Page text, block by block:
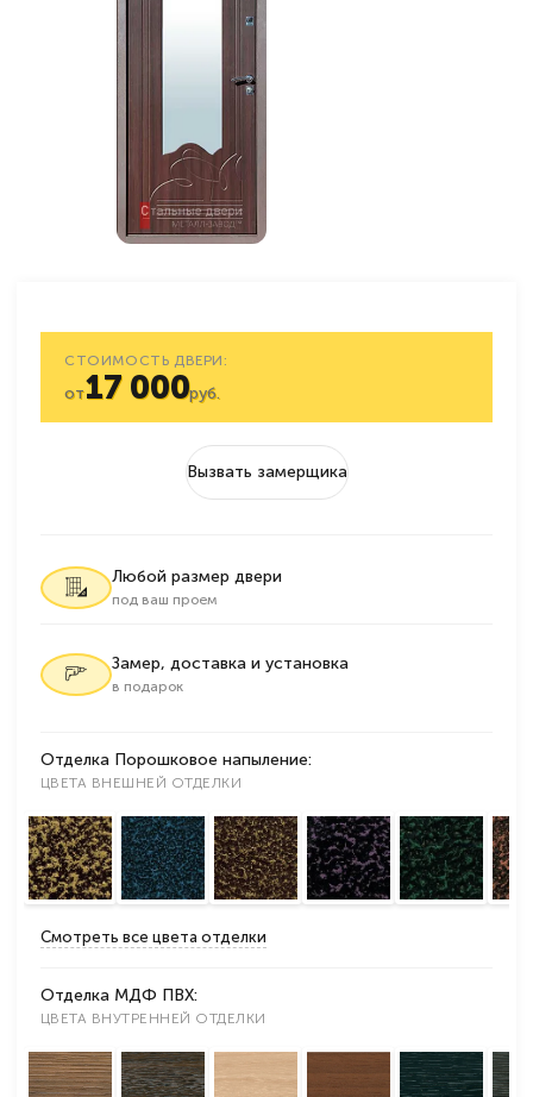
СТОИМОСТЬ ДВЕРИ:
от17 000руб.
Вызвать замерщика
Любой размер двери
под ваш проем
Замер, доставка и установка
в подарок
Отделка Порошковое напыление:
ЦВЕТА ВНЕШНЕЙ ОТДЕЛКИ
Смотреть все цвета отделки
Отделка МДФ ПВХ:
ЦВЕТА ВНУТРЕННЕЙ ОТДЕЛКИ